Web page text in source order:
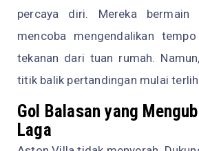
percaya diri. Mereka
mencoba mengendalikan
tekanan dari tuan rumah.
titik balik pertandingan mulai
Gol Balasan yang
Laga